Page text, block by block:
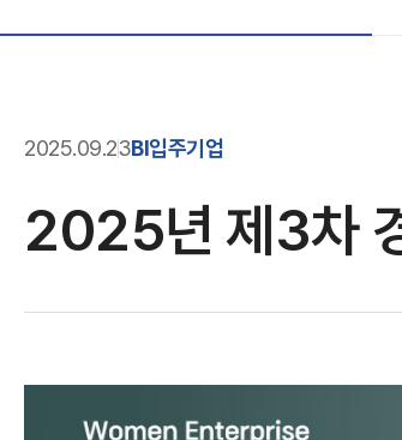
2025.09.23BI입주기업
2025년 제3차